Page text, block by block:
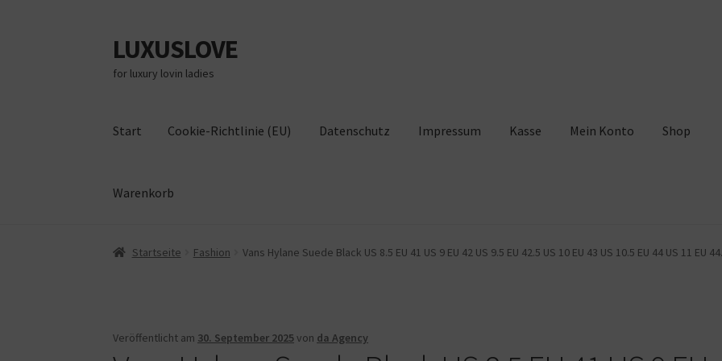
Zur
Navigation
springen
Zum
Inhalt
springen
LUXUSLOVE
for luxury lovin ladies
Start Cookie-Richtlinie (EU) Datenschutz Impressum Kasse Mein Konto Shop
Warenkorb
Start Cookie-Richtlinie (EU) Datenschutz Impressum Kasse Mein Konto ShopWarenkorb
Startseite Fashion Vans Hylane Suede Black US 8.5 EU 41 US 9 EU 42 US 9.5 EU 42.5 US 10 EU 43 US 10.5 EU 44 US 11 EU
Veröffentlicht am 30. September 2025von da Agency